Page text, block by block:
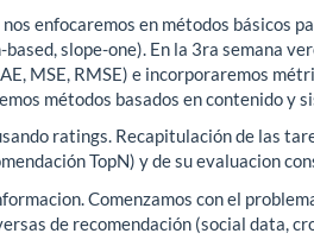
enfocaremos en métodos básicos
slope-one). En la 3ra semana
MSE, RMSE) e incorporaremos
métodos basados en contenido y
ratings. Recapitulación de las
TopN) y de su evaluacion
Comenzamos con el
de recomendación (social data,